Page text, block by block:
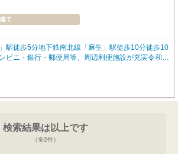
て
駅徒歩5分地下鉄南北線「麻生」駅徒歩10分徒歩10
ビニ・銀行・郵便局等、周辺利便施設が充実令和８
完成現場があれば参考のご内覧も可能です【充実
ら暖かいLDK床暖仕様■ボイラーは経済的なエコジ
水栓がお洒落な、カップボード・食洗機付き対面
やすくカビにくい、ほっカラリ床を採用した一坪
ス北34条店 徒歩5分札幌北三十四条郵便局 徒歩
歩7分札幌市立和光小学校 徒歩4分セブンイレブ
検索結果は以上です
（全2件）